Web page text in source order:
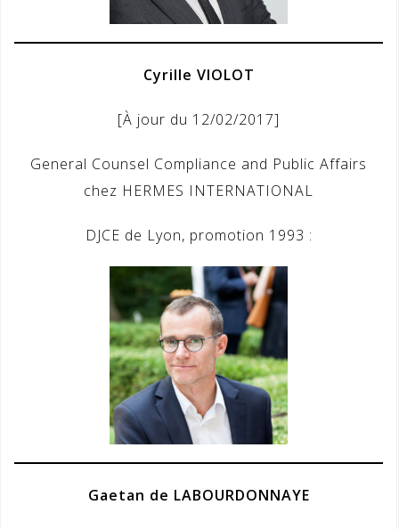
Cyrille VIOLOT
[À jour du 12/02/2017]
General Counsel Compliance and Public Affairs
chez HERMES INTERNATIONAL
DJCE de Lyon, promotion 1993 :
Gaetan de LABOURDONNAYE